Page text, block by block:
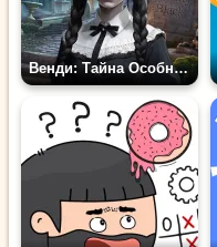
Венди: Тайна Особняка